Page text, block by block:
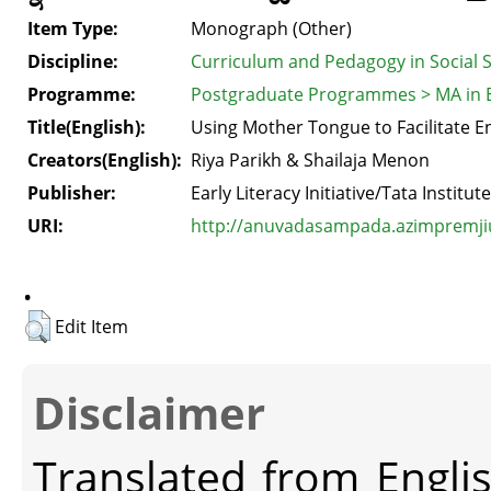
Item Type:
Monograph (Other)
Discipline:
Curriculum and Pedagogy in Social
Programme:
Postgraduate Programmes > MA in
Title(English):
Using Mother Tongue to Facilitate
Creators(English): Riya Parikh & Shailaja Menon
Publisher:
Early Literacy Initiative/Tata
URI:
http://
.
Edit Item
Disclaimer
Translated from